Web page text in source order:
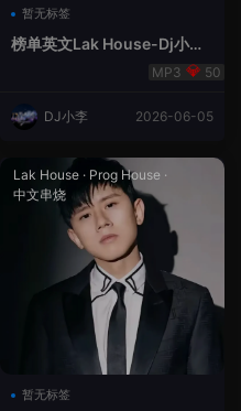
暂无标签
榜单英文Lak House-Dj小李
50
DJ小李 2026-06-05
Lak House · Prog House ·
中文串烧
暂无标签